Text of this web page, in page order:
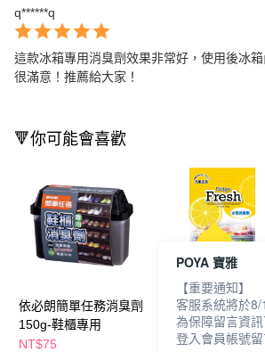
q******q
這款冰箱專用消臭劑效果非常好，使用後冰
很滿意！推薦給大家！
🔻你可能會喜歡
依必朗簡單任務消臭劑
150g-鞋櫃專用
NT$75
元氣生活冰箱消臭
30g-檸檬香
NT$49
POYA 寶雅
【重要通知】
客服系統將於8/
為保障留言資
登入會員帳號留